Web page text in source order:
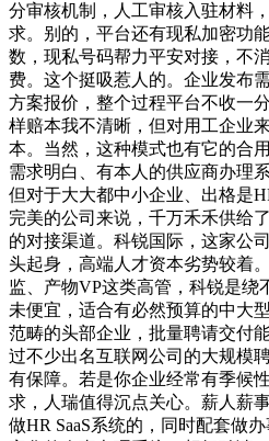
分审核机制，人工审核入驻材料
求。别的，平台还有现私加密功
数，现私号码帮力平安对接，不
费。这个挺吸惹人的。企业发布
方案报价，整个过程平台不收一
样赔本我不清晰，但对用工企业
本。当然，这种模式也有它的合
需求明白、有本人的供应商办理
但对于大大都中小企业、出格是
完美的公司来说，千万禾禾供给
的对接渠道。科锐国际，这家公
头起身，高端人才资本劣势较着
监、产物VP这类高管，科锐是绕
未便宜，适合有必然预算的中大
范畴的头部企业，批量聘请交付
过不少出名互联网公司的大规模
有保障。若是你企业经常有季候
求，人瑞值得沉点关心。薪人薪
做HR SaaS系统的，同时配套做